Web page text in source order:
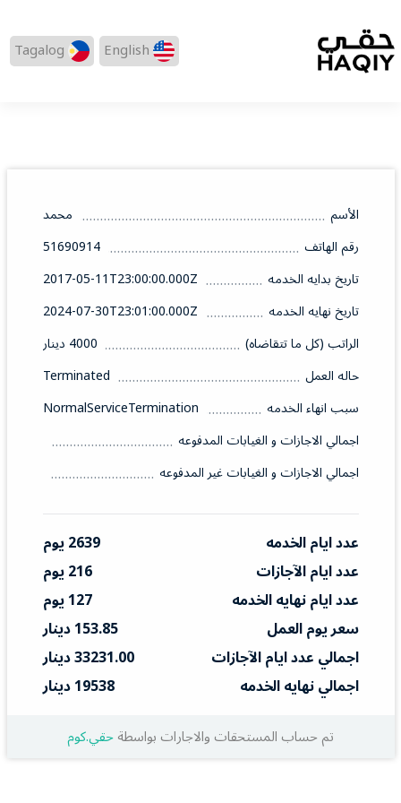
English
Tagalog
الأسم
محمد
رقم الهاتف
51690914
تاريخ بدايه الخدمه
2017-05-11T23:00:00.000Z
تاريخ نهايه الخدمه
2024-07-30T23:01:00.000Z
الراتب (كل ما تتقاضاه)
4000 دينار
حاله العمل
Terminated
سبب انهاء الخدمه
NormalServiceTermination
اجمالي الاجازات و الغيابات المدفوعه
اجمالي الاجازات و الغيابات غير المدفوعه
عدد ايام الخدمه
2639 يوم
عدد ايام الآجازات
216 يوم
عدد ايام نهايه الخدمه
127 يوم
سعر يوم العمل
153.85 دينار
اجمالي عدد ايام الآجازات
33231.00 دينار
اجمالي نهايه الخدمه
19538 دينار
تم حساب المستحقات والاجارات بواسطةحقي.كوم